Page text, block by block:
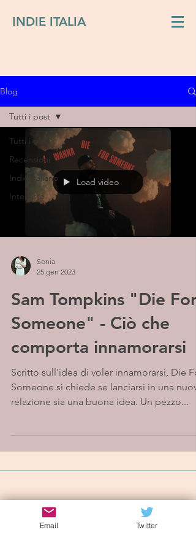
INDIE ITALIA
Blog
Tutti i post
Recensioni
Indie italiano
Interviste
Tutti i post
Load video
Sonia
25 gen 2023
Sam Tompkins "Die For
Someone" - Ciò che
comporta innamorarsi
Scritto sull'idea di voler innamorarsi, Die
Someone si chiede se lanciarsi in una
relazione sia una buona idea. Un pezzo...
Iscriviti alla mailing list
Email Twitter